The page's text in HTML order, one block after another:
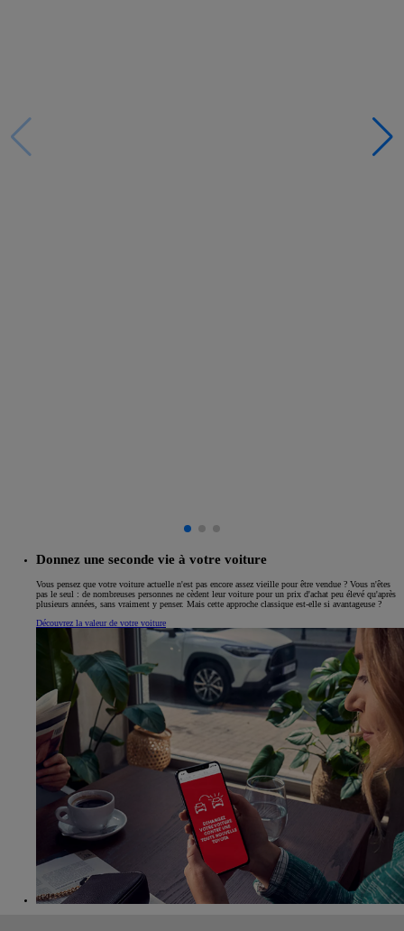
Donnez une seconde vie à votre voiture
Vous pensez que votre voiture actuelle n'est pas encore assez vieille pour être vendue ? Vous n'êtes
pas le seul : de nombreuses personnes ne cèdent leur voiture pour un prix d'achat peu élevé qu'après
plusieurs années, sans vraiment y penser. Mais cette approche classique est-elle si avantageuse ?
Découvrez la valeur de votre voiture